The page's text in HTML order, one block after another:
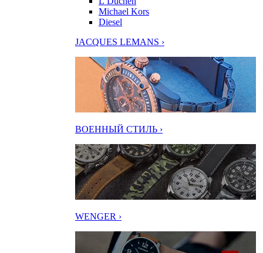
Michael Kors
Diesel
JACQUES LEMANS ›
ВОЕННЫЙ СТИЛЬ ›
WENGER ›